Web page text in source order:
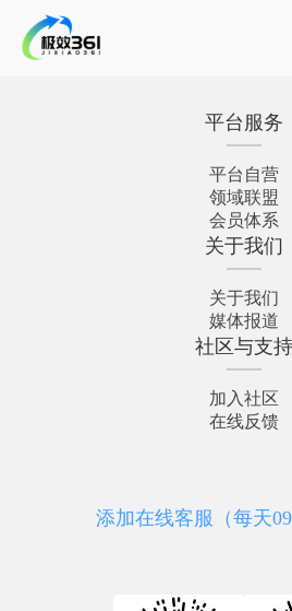
平台服务
平台自营
领域联盟
会员体系
关于我们
关于我们
媒体报道
社区与支持
加入社区
在线反馈
添加在线客服（每天